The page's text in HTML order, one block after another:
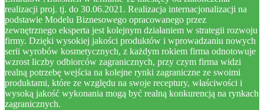
realizacji proj. tj. do 30.06.2021. Realizacja internacjonalizacji na
podstawie Modelu Biznesowego opracowanego przez
zewnętrznego eksperta jest kolejnym działaniem w strategii rozwoju
firmy. Dzięki wysokiej jakości produktów i wprowadzaniu nowych
serii wyrobów kosmetycznych, z każdym rokiem firma odnotowuje
wzrost liczby odbiorców zagranicznych, przy czym firma widzi
realną potrzebę wejścia na kolejne rynki zagraniczne ze swoimi
produktami, które ze względu na swoje receptury, właściwości i
wysoką jakość wykonania mogą być realną konkurencją na rynkach
zagranicznych.